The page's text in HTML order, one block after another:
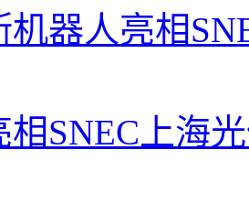
机器人亮相
相SNEC上海